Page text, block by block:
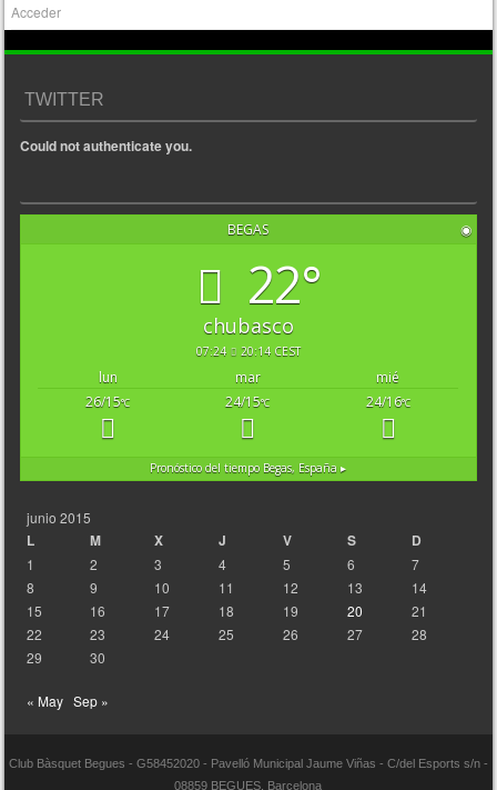
Acceder
TWITTER
Could not authenticate you.
BEGAS ◉
22°
chubasco
07:24 20:14 CEST
lun mar
mié
26/15°C 24/15°C 24/16°C
Pronóstico del tiempo Begas, España ▸
junio 2015
L M X J V S D
1 2 3 4 5 6
7
8
9 10 11 12 13
14
15
16 17 18 19 20
21
22
23 24 25 26 27
28
29
30
« May Sep »
Club Bàsquet Begues - G58452020 - Pavelló Municipal Jaume Viñas - C/del Esports s/n -
08859 BEGUES, Barcelona